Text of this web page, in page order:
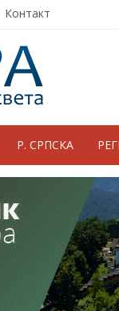
Контакт
Р. СРПСКА